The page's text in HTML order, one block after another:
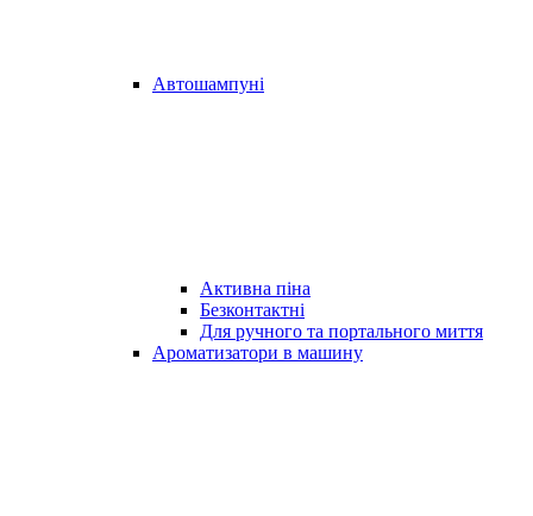
Автошампуні
Активна піна
Безконтактні
Для ручного та портального миття
Ароматизатори в машину